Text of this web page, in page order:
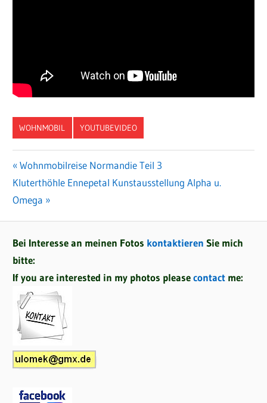
WOHNMOBIL YOUTUBEVIDEO
Beitragsnavigation
Vorheriger
Beitrag:
Wohnmobilreise Normandie Teil 3
Nächster
Beitrag:
Kluterthöhle Ennepetal Kunstausstellung Alpha u.
Omega
Bei Interesse an meinen Fotos kontaktieren Sie mich
bitte:
If you are interested in my photos pleasecontact me: